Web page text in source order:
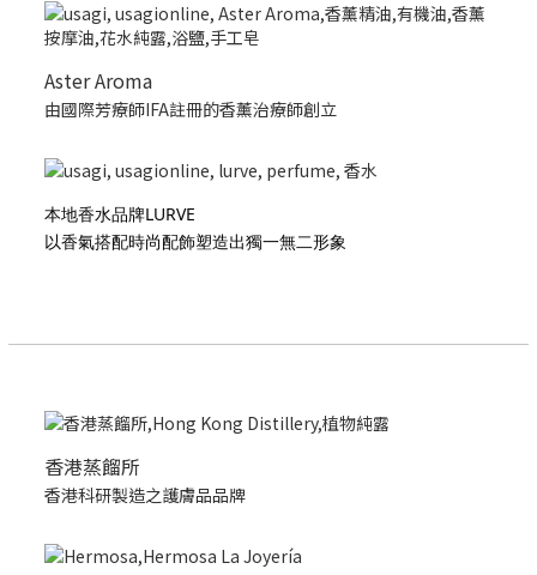
Aster Aroma
由國際芳療師IFA註冊的香薰治療師創立
本地香水品牌LURVE
以香氣搭配時尚配飾塑造出獨一無二形象
香港蒸餾所
香港科研製造之護膚品品牌